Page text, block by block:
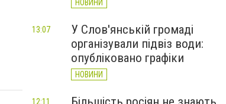
НОВИНИ
У Слов'янській громаді
організували підвіз води:
опубліковано графіки
НОВИНИ
13:07
12:11